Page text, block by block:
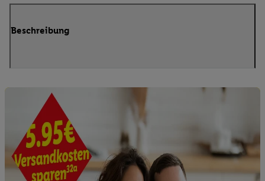
Beschreibung